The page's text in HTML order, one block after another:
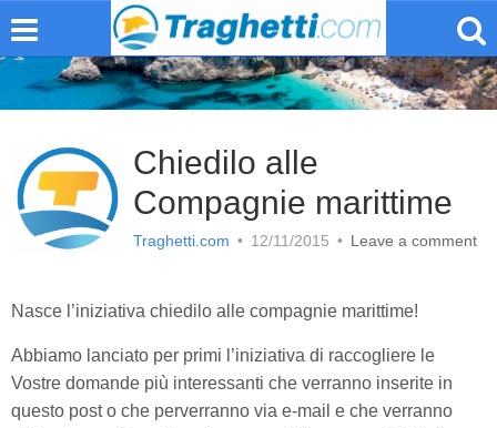
Chiedilo alle
Compagnie marittime
Traghetti.com • 12/11/2015 • Leave a comment
Nasce l’iniziativa chiedilo alle compagnie marittime!
Abbiamo lanciato per primi l’iniziativa di raccogliere le
Vostre domande più interessanti che verranno inserite in
questo post o che perverranno via e-mail e che verranno